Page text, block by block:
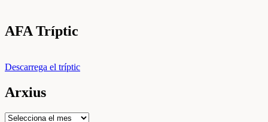
AFA Tríptic
Descarrega el tríptic
Arxius
Arxius